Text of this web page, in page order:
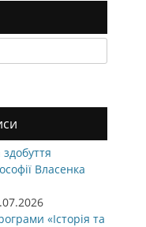
Власенка
«Історія та